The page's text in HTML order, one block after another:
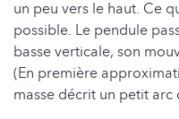
un peu vers le haut. Ce
possible. Le pendule
basse verticale, son
(En première
masse décrit un petit arc